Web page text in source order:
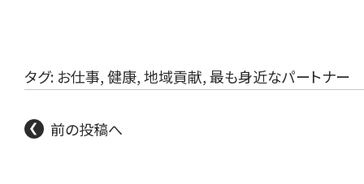
タグ: お仕事,健康,地域貢献,最も身近なパートナー
前の投稿へ